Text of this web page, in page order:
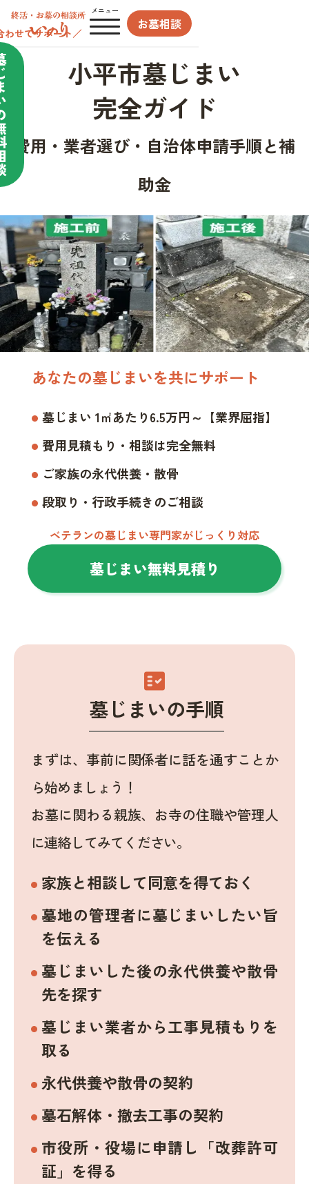
メニュー
お墓相談
わせてサポート／
小平市墓じまい
完全ガイド
費用・業者選び・自治体申請手順と補
助金
あなたの墓じまいを共にサポート
墓じまい 1㎡あたり6.5万円～【業界屈指】
費用見積もり・相談は完全無料
ご家族の永代供養・散骨
段取り・行政手続きのご相談
ベテランの墓じまい専門家がじっくり対応
墓じまい無料見積り
fact_check
墓じまいの手順
まずは、事前に関係者に話を通すことか
ら始めましょう！
お墓に関わる親族、お寺の住職や管理人
に連絡してみてください。
家族と相談して同意を得ておく
墓地の管理者に墓じまいしたい旨
を伝える
墓じまいした後の永代供養や散骨
先を探す
墓じまい業者から工事見積もりを
取る
永代供養や散骨の契約
墓石解体・撤去工事の契約
市役所・役場に申請し「改葬許可
証」を得る